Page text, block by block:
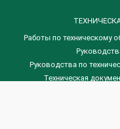
Работы по техническому
Руководства по
Техническая